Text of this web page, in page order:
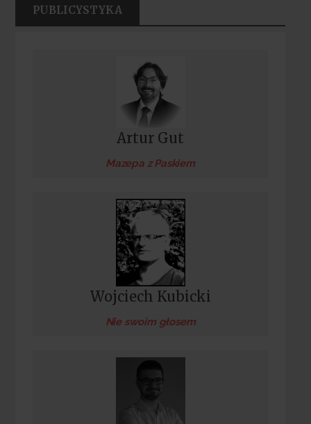
PUBLICYSTYKA
Artur Gut
Mazepa z Paskiem
Wojciech Kubicki
Nie swoim głosem